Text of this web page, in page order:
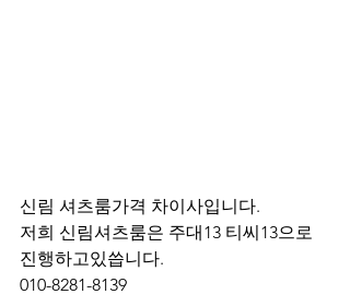
신림 셔츠룸가격 차이사입니다.
저희 신림셔츠룸은 주대13 티씨13으로
진행하고있씁니다.
010-8281-8139